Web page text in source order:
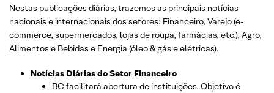
Nestas publicações diárias, trazemos as principais notícias
nacionais e internacionais dos setores: Financeiro, Varejo(e-
commerce, supermercados, lojas de roupa, farmácias, etc.), Agro,
Alimentos e Bebidas e Energia (óleo & gás e elétricas).
Notícias Diárias do Setor Financeiro
BC facilitará abertura de instituições. Objetivo é